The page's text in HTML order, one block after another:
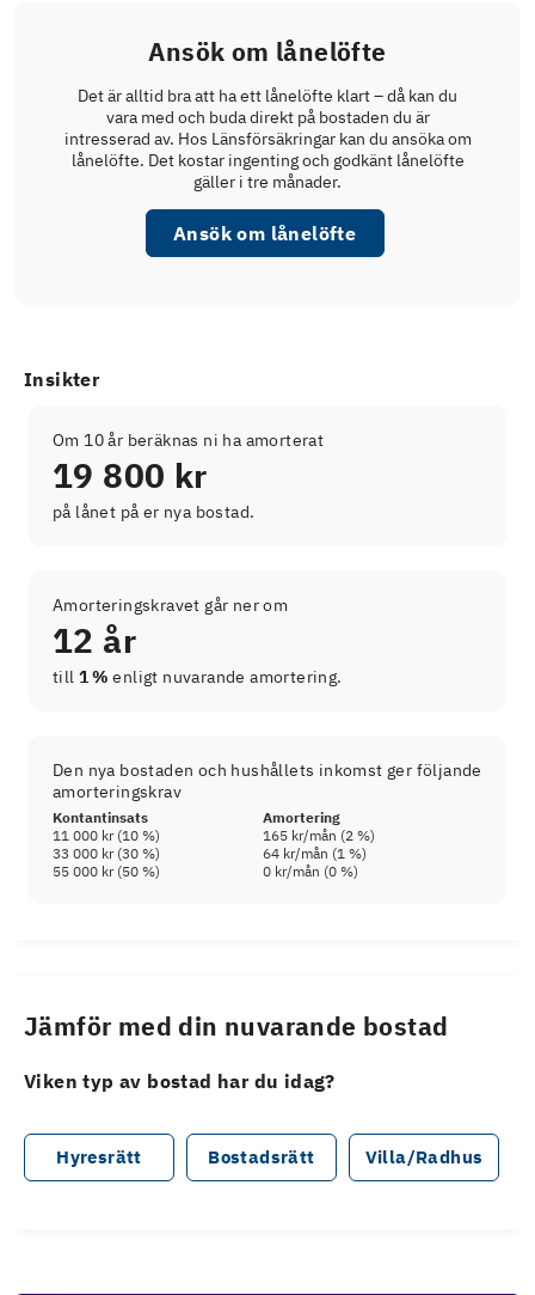
Ansök om lånelöfte
Det är alltid bra att ha ett lånelöfte klart – då kan du
vara med och buda direkt på bostaden du är
intresserad av. Hos Länsförsäkringar kan du ansöka om
lånelöfte. Det kostar ingenting och godkänt lånelöfte
gäller i tre månader.
Ansök om lånelöfte
Insikter
Om 10 år beräknas ni ha amorterat
19 800 kr
på lånet på er nya bostad.
Amorteringskravet går ner om
12 år
till 1 % enligt nuvarande amortering.
Den nya bostaden och hushållets inkomst ger följande
amorteringskrav
Kontantinsats
Amortering
11 000 kr(10 %) 165 kr/mån (2 %)
33 000 kr(30 %) 64 kr/mån (1 %)
55 000 kr(50 %) 0 kr/mån (0 %)
Jämför med din nuvarande bostad
Viken typ av bostad har du idag?
Hyresrätt Bostadsrätt Villa/Radhus